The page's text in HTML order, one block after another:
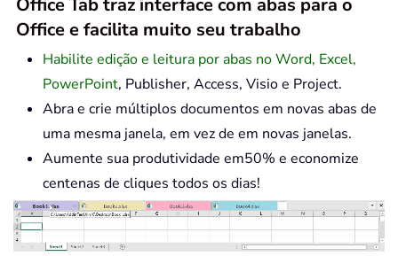
Office e facilita muito seu trabalho
Habilite edição e leitura por abas no Word, Excel,
PowerPoint, Publisher, Access, Visio e Project.
Abra e crie múltiplos documentos em novas abas de
uma mesma janela, em vez de em novas janelas.
Aumente sua produtividade em50% e economize
centenas de cliques todos os dias!